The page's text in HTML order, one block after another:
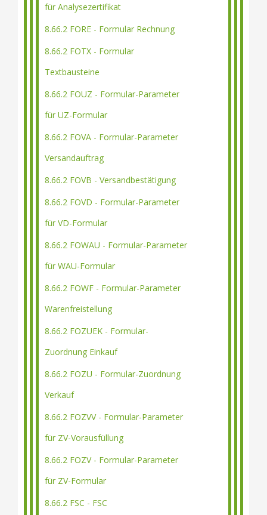
für Analysezertifikat
8.66.2 FORE - Formular Rechnung
8.66.2 FOTX - Formular
Textbausteine
8.66.2 FOUZ - Formular-Parameter
für UZ-Formular
8.66.2 FOVA - Formular-Parameter
Versandauftrag
8.66.2 FOVB - Versandbestätigung
8.66.2 FOVD - Formular-Parameter
für VD-Formular
8.66.2 FOWAU - Formular-Parameter
für WAU-Formular
8.66.2 FOWF - Formular-Parameter
Warenfreistellung
8.66.2 FOZUEK - Formular-
Zuordnung Einkauf
8.66.2 FOZU - Formular-Zuordnung
Verkauf
8.66.2 FOZVV - Formular-Parameter
für ZV-Vorausfüllung
8.66.2 FOZV - Formular-Parameter
für ZV-Formular
8.66.2 FSC - FSC